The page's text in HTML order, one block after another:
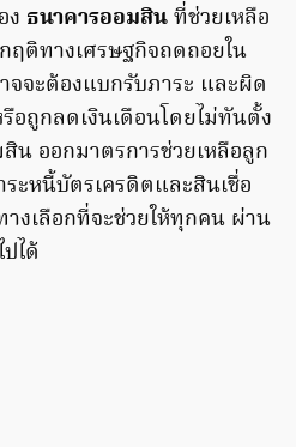
ง ธนาคารออมสินที่ช่วยเหลือ
ฤติทางเศรษฐกิจถดถอยใน
จจะต้องแบกรับภาระ และผิด
อถูกลดเงินเดือนโดยไม่ทันตั้ง
น ออกมาตรการช่วยเหลือลูก
ะหนี้บัตรเครดิตและสินเชื่อ
งเลือกที่จะช่วยให้ทุกคน ผ่าน
ได้